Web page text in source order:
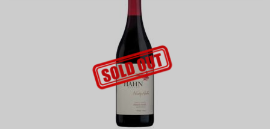
udsolgt-label